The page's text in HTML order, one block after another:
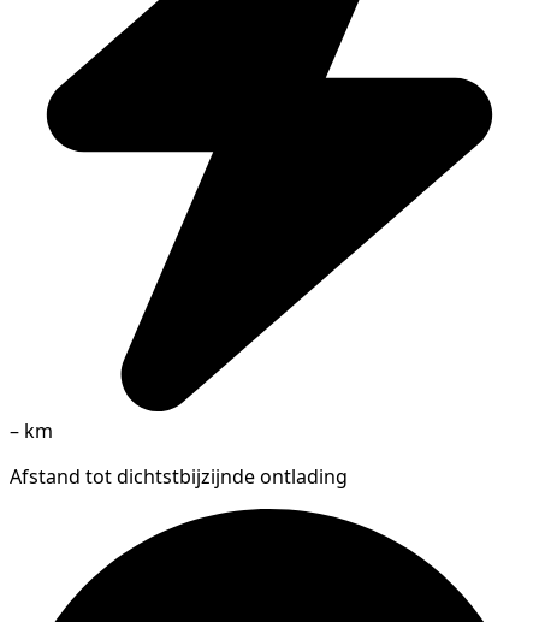
– km
Afstand tot dichtstbijzijnde ontlading